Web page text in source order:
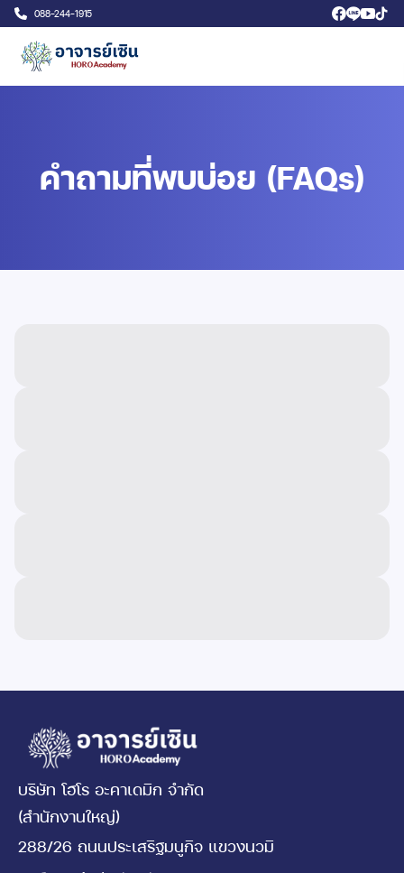
088-244-1915
คำถามที่พบบ่อย (FAQs)
บริษัท โฮโร อะคาเดมิก จำกัด
(สำนักงานใหญ่)
288/26 ถนนประเสริฐมนูกิจ แขวงนวมิ